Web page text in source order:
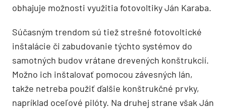
obhajuje možnosti využitia fotovoltiky Ján Karaba.
Súčasným trendom sú tiež strešné fotovoltické
inštalácie či zabudovanie týchto systémov do
samotných budov vrátane drevených konštrukcií.
Možno ich inštalovať pomocou závesných lán,
takže netreba použiť ďalšie konštrukčné prvky,
napríklad oceľové pilóty. Na druhej strane však Ján